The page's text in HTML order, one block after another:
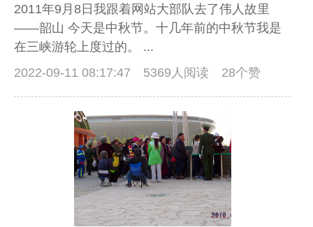
2011年9月8日我跟着网站大部队去了伟人故里
——韶山 今天是中秋节。十几年前的中秋节我是
在三峡游轮上度过的。 ...
2022-09-11 08:17:47
5369人阅读 28个赞